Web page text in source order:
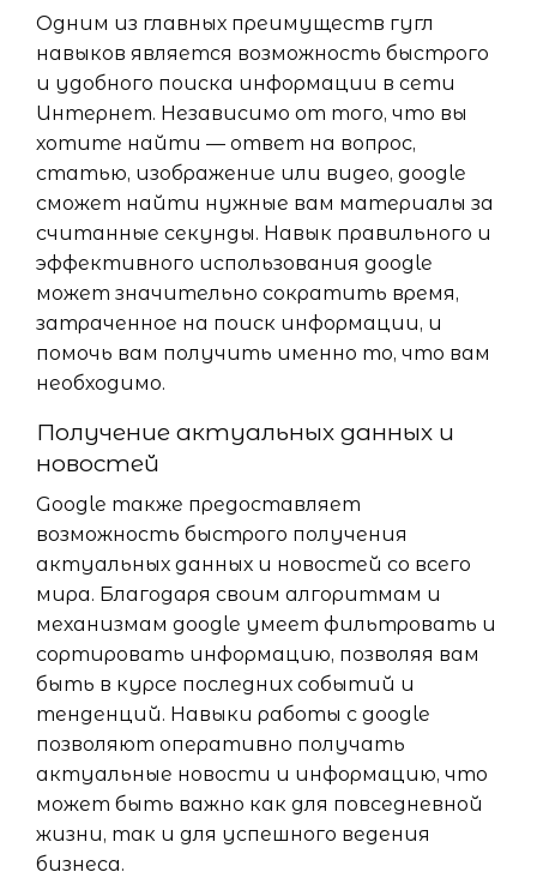
Одним из главных преимуществ гугл
навыков является возможность быстрого
и удобного поиска информации в сети
Интернет. Независимо от того, что вы
хотите найти — ответ на вопрос,
статью, изображение или видео, google
сможет найти нужные вам материалы за
считанные секунды. Навык правильного и
эффективного использования google
может значительно сократить время,
затраченное на поиск информации, и
помочь вам получить именно то, что вам
необходимо.
Получение актуальных данных и
новостей
Google также предоставляет
возможность быстрого получения
актуальных данных и новостей со всего
мира. Благодаря своим алгоритмам и
механизмам google умеет фильтровать и
сортировать информацию, позволяя вам
быть в курсе последних событий и
тенденций. Навыки работы с google
позволяют оперативно получать
актуальные новости и информацию, что
может быть важно как для повседневной
жизни, так и для успешного ведения
бизнеса.